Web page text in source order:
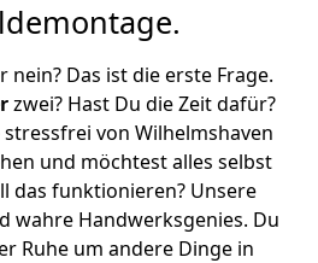
nein? Das ist die erste Frage.
zwei? Hast Du die Zeit dafür?
von Wilhelmshaven
und möchtest alles selbst
das funktionieren? Unsere
wahre Handwerksgenies. Du
Ruhe um andere Dinge in